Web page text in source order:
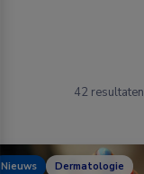
42 resultaten
Nieuws Dermatologie